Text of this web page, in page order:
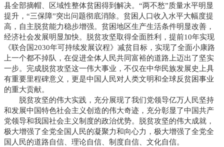
县全部摘帽、区域性整体贫困得到解决。“两不愁”质量水平明显
提升，“三保障”突出问题彻底消除。贫困人口收入水平大幅度提
高，自主脱贫能力稳步增强。贫困地区生产生活条件明显改善，
经济社会发展明显加快。脱贫攻坚取得全面胜利，提前10年实现
《联合国2030年可持续发展议程》减贫目标，实现了全面小康路
上一个都不掉队，在促进全体人民共同富裕的道路上迈出了坚实
一步。完成脱贫攻坚这一伟大事业，不仅在中华民族发展史上具
有重要里程碑意义，更是中国人民对人类文明和全球反贫困事业
的重大贡献。
脱贫攻坚的伟大实践，充分展现了我们党领导亿万人民坚持
和发展中国特色社会主义创造的伟大奇迹，充分彰显了中国共产
党领导和我国社会主义制度的政治优势。脱贫攻坚的伟大成就，
极大增强了全党全国人民的凝聚力和向心力，极大增强了全党全
国人民的道路自信、理论自信、制度自信、文化自信。